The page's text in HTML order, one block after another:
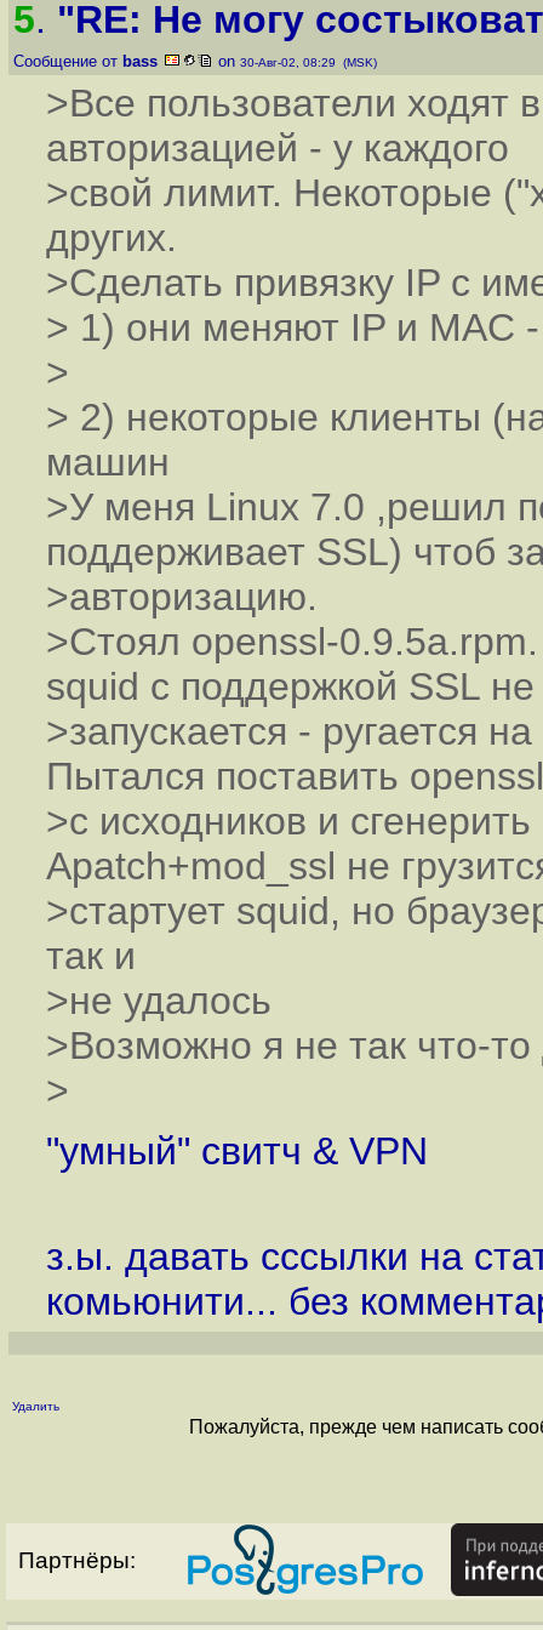
5. "RE: Не могу
Сообщение от bass on 30-Авг-02, 08:29 (MSK)
>Все пользователи ходят
авторизацией - у каждого
>свой лимит. Некоторые
других.
>Сделать привязку IP с
> 1) они меняют IP и MAC
>
> 2) некоторые клиенты
машин
>У меня Linux 7.0 ,решил
поддерживает SSL) чтоб
>авторизацию.
>Стоял openssl-
squid с поддержкой SSL не
>запускается - ругается
Пытался поставить
>с исходников и
Apatch+mod_ssl не
>стартует squid, но
так и
>не удалось
>Возможно я не так что-
>
"умный" свитч & VPN
з.ы. давать сссылки на
комьюнити... без
Удалить
Пожалуйста, прежде чем написать
Партнёры: